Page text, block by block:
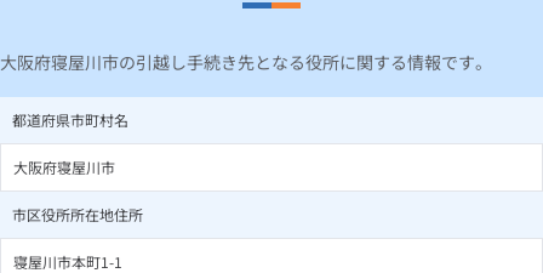
大阪府寝屋川市の引越し手続き先となる役所に関する情報です。
都道府県市町村名
大阪府寝屋川市
市区役所所在地住所
寝屋川市本町1-1